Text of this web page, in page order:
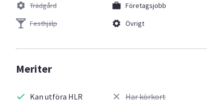
Trädgård
Festhjälp
Företagsjobb
Övrigt
Meriter
Kan utföra HLR Har körkort